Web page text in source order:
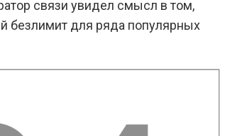
связи увидел смысл в том,
безлимит для ряда популярных